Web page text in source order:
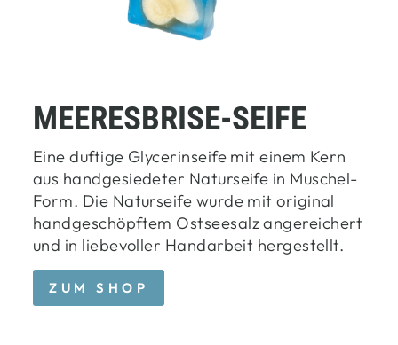
MEERESBRISE-SEIFE
Eine duftige Glycerinseife mit einem Kern
aus handgesiedeter Naturseife in Muschel-
Form. Die Naturseife wurde mit original
handgeschöpftem Ostseesalz angereichert
und in liebevoller Handarbeit hergestellt.
ZUM SHOP